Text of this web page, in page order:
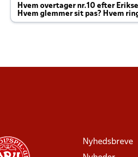
Hvem overtager nr.10 efter
Hvem glemmer sit pas? Hvem
Joachim altid til efter kampe?
Nyhedsbreve